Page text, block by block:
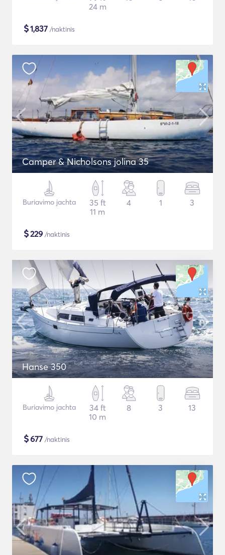
24 m
$1,837 /naktinis
Camper & Nicholsons jolina 35
Buriavimo jachta
35 ft
11 m
4 1 3
$229 /naktinis
Hanse 350
Buriavimo jachta
34 ft
10 m
8 3 13
$677 /naktinis